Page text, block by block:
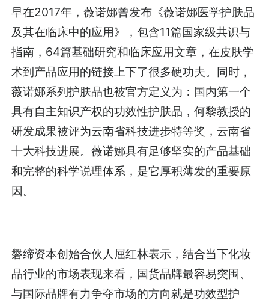
早在2017年，薇诺娜曾发布《薇诺娜医学护肤品
及其在临床中的应用》，包含11篇国家级共识与
指南，64篇基础研究和临床应用文章，在皮肤学
术到产品应用的链接上下了很多硬功夫。同时，
薇诺娜系列护肤品也被官方定义为：国内第一个
具有自主知识产权的功效性护肤品，何黎教授的
研发成果被评为云南省科技进步特等奖，云南省
十大科技进展。薇诺娜具有足够坚实的产品基础
和完整的科学说理体系，是它厚积薄发的重要原
因。
磐缔资本创始合伙人屈红林表示，结合当下化妆
品行业的市场表现来看，国货品牌最容易突围、
与国际品牌有力争夺市场的方向就是功效型护